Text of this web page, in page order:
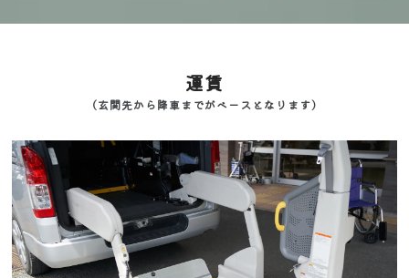
運賃
（玄関先から降車までがベースとなります）